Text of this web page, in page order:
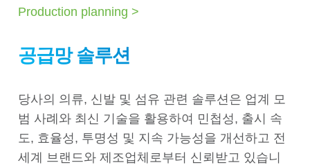
Production planning >
공급망 솔루션
당사의 의류, 신발 및 섬유 관련 솔루션은 업계 모
범 사례와 최신 기술을 활용하여 민첩성, 출시 속
도, 효율성, 투명성 및 지속 가능성을 개선하고 전
세계 브랜드와 제조업체로부터 신뢰받고 있습니